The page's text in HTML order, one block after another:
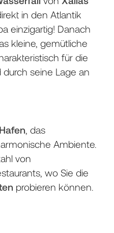
in den Atlantik
einzigartig! Danach
kleine, gemütliche
für die
durch seine Lage an
Hafen, das
Ambiente.
von
wo Sie die
probieren können.